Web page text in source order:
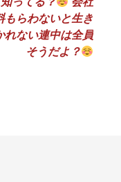
もらわないと生き
れない連中は全員
そうだよ？